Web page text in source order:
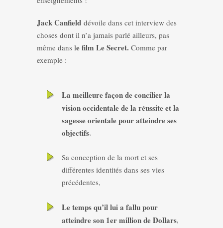
Jack Canfield dévoile dans cet interview des
choses dont il n’a jamais parlé ailleurs, pas
même dans le film Le Secret. Comme par
exemple :
La meilleure façon de concilier la
vision occidentale de la réussite et la
sagesse orientale pour atteindre ses
objectifs,
Sa conception de la mort et ses
différentes identités dans ses vies
précédentes,
Le temps qu’il lui a fallu pour
atteindre son 1er million de Dollars,